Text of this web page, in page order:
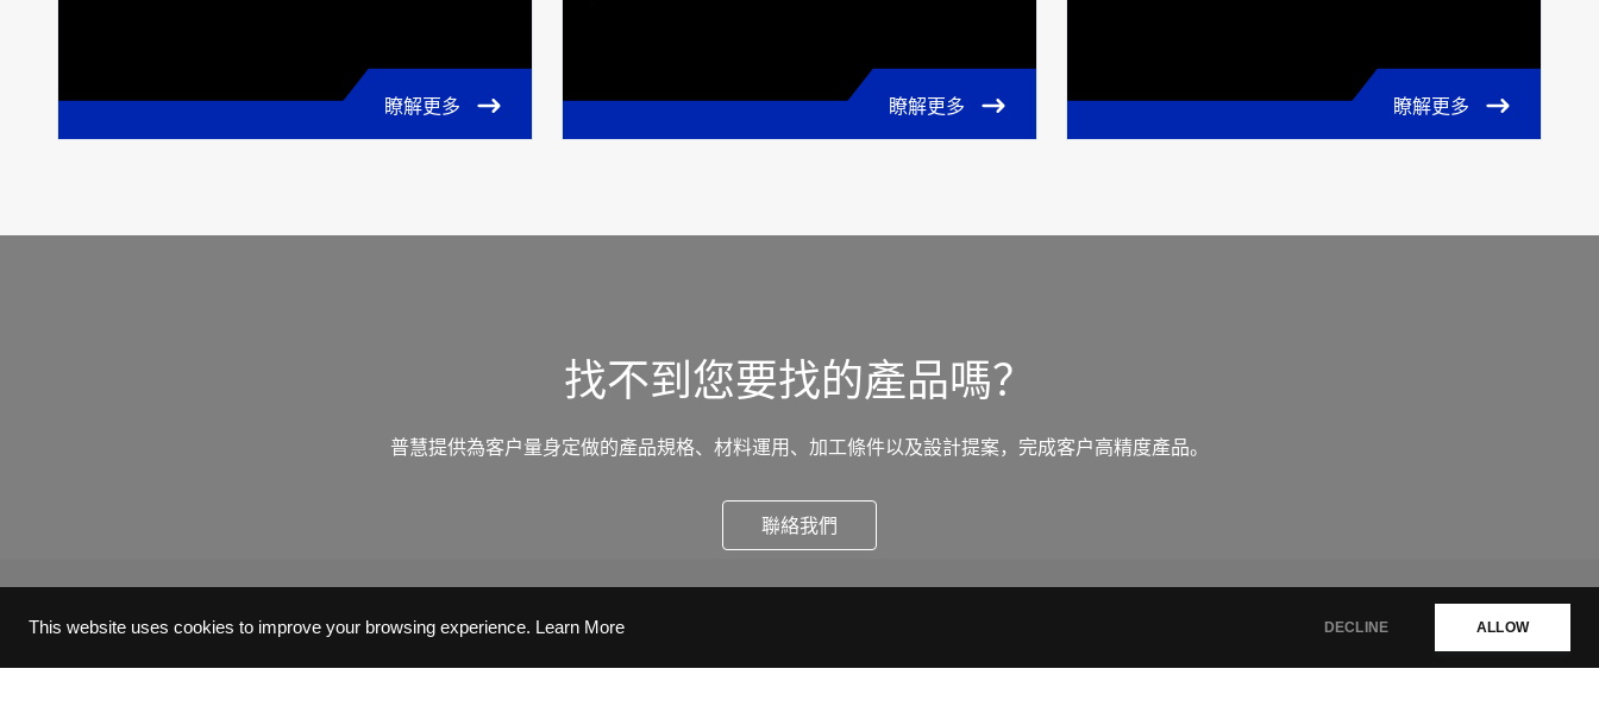
This website uses cookies to improve your browsing experience. Learn More DECLINE ALLOW
瞭解更多 瞭解更多 瞭解更多
找不到您要找的產品嗎？
普慧提供為客戶量身定做的產品規格、材料運用、加工條件以及設計提案，完成客戶高精度產品。
聯絡我們